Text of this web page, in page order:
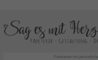
Fotokarten mit